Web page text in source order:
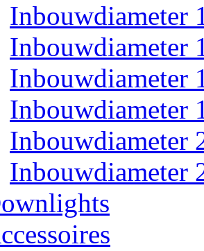
Inbouwdiameter
Inbouwdiameter
Inbouwdiameter
Inbouwdiameter
Inbouwdiameter
Inbouwdiameter